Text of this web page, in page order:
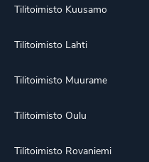
Tilitoimisto Kuusamo
Tilitoimisto Lahti
Tilitoimisto Muurame
Tilitoimisto Oulu
Tilitoimisto Rovaniemi